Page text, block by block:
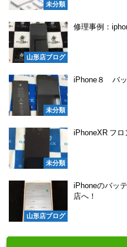
未分類
山形店ブログ
修理事例：
未分類
iPhone８ バ
未分類
iPhoneXR フ
山形店ブログ
iPhoneのバッ
店へ！